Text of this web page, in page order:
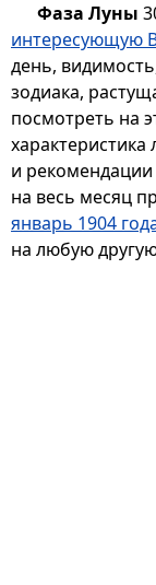
Фаза Луны
интересующую
день,
зодиака,
посмотреть на
и
на весь месяц
январь 1904
на любую